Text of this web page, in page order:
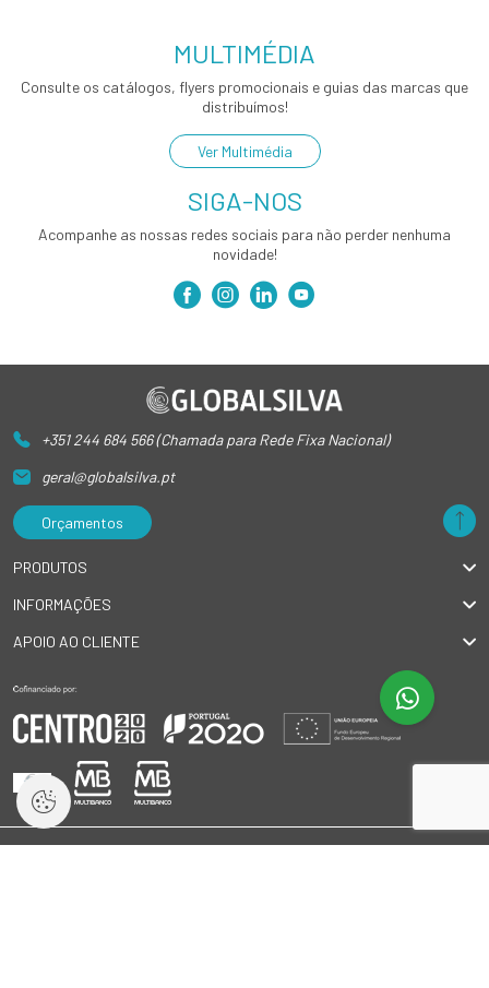
MULTIMÉDIA
Consulte os catálogos, flyers promocionais e guias das marcas que
distribuímos!
Ver Multimédia
SIGA-NOS
Acompanhe as nossas redes sociais para não perder nenhuma
novidade!
+351 244 684 566 (Chamada para Rede Fixa Nacional)
geral@globalsilva.pt
Orçamentos
PRODUTOS
INFORMAÇÕES
APOIO AO CLIENTE